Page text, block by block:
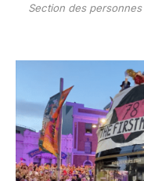
Section des